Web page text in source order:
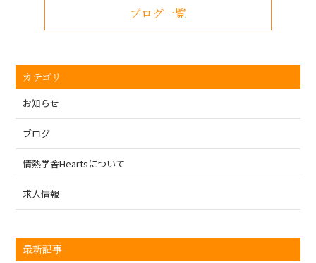
ブログ一覧
カテゴリ
お知らせ
ブログ
情熱学舎Heartsについて
求人情報
最新記事